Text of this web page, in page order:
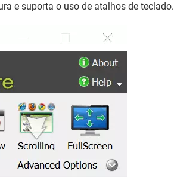
e suporta o uso de atalhos de teclado.